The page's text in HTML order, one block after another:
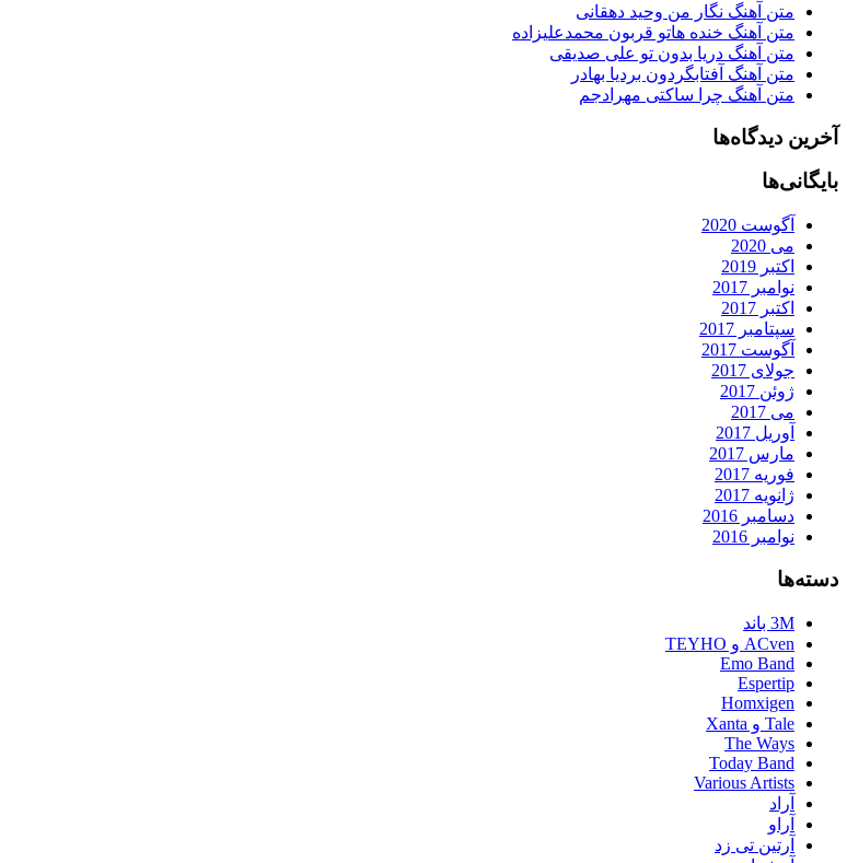
متن آهنگ نگار من وحید دهقانی
متن آهنگ خنده هاتو قربون محمدعلیزاده
متن آهنگ دریا بدون تو علی صدیقی
متن آهنگ آفتابگردون بردیا بهادر
متن آهنگ چرا ساکتی مهرادجم
آخرین دیدگاه‌ها
بایگانی‌ها
آگوست 2020
می 2020
اکتبر 2019
نوامبر 2017
اکتبر 2017
سپتامبر 2017
آگوست 2017
جولای 2017
ژوئن 2017
می 2017
آوریل 2017
مارس 2017
فوریه 2017
ژانویه 2017
دسامبر 2016
نوامبر 2016
دسته‌ها
3M باند
ACven و TEYHO
Emo Band
Espertip
Homxigen
Tale و Xanta
The Ways
Today Band
Various Artists
آراد
آراو
آرتین تی زد